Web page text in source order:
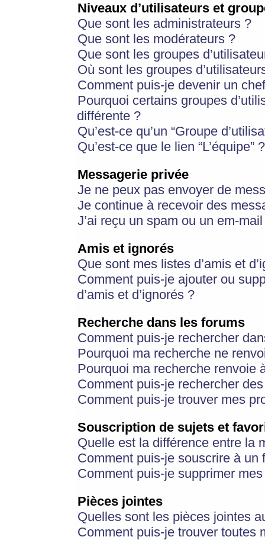
Niveaux d’utilisateurs et
Que sont les administrateurs ?
Que sont les modérateurs ?
Que sont les groupes
Où sont les groupes
Comment puis-je devenir un
Pourquoi certains groupes
différente ?
Qu’est-ce qu’un “Groupe
Qu’est-ce que le lien “L’équipe” ?
Messagerie privée
Je ne peux pas envoyer de
Je continue à recevoir des
J’ai reçu un spam ou un em-
Amis et ignorés
Que sont mes listes d’amis et
Comment puis-je ajouter ou
d’amis et d’ignorés ?
Recherche dans les forums
Comment puis-je rechercher
Pourquoi ma recherche ne
Pourquoi ma recherche renvoie
Comment puis-je rechercher
Comment puis-je trouver mes
Souscription de sujets et
Quelle est la différence entre la
Comment puis-je souscrire à
Comment puis-je supprimer
Pièces jointes
Quelles sont les pièces jointes
Comment puis-je trouver toutes